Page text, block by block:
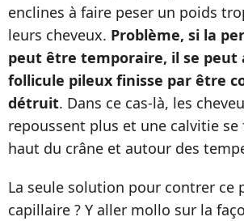
enclines à faire peser un poids
leurs cheveux. Problème, si la
peut être temporaire, il se peut
follicule pileux finisse par être
détruit. Dans ce cas-là, les
repoussent plus et une calvitie
haut du crâne et autour des
La seule solution pour contrer ce
capillaire ? Y aller mollo sur la